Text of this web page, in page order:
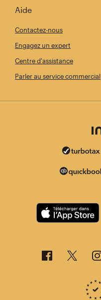
Aide
Contactez-nous
Engagez un expert
Centre d'assistance
Parler au service commercial